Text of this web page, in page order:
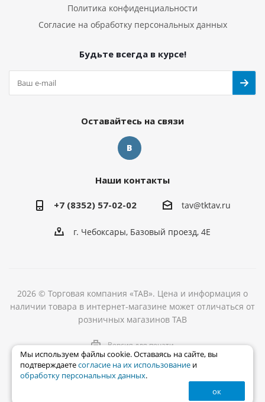
Политика конфиденциальности
Согласие на обработку персональных данных
Будьте всегда в курсе!
Оставайтесь на связи
Наши контакты
+7 (8352) 57-02-02 tav@tktav.ru
г. Чебоксары, Базовый проезд, 4Е
2026 © Торговая компания «ТАВ». Цена и информация о
наличии товара в интернет-магазине может отличаться от
розничных магазинов ТАВ
Версия для печати
Мы используем файлы cookie. Оставаясь на сайте, вы
подтверждаетесогласие на их использование и
обработку персональных данных.
ок